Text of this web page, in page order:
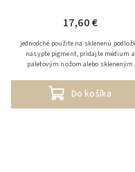
17,60 €
Do košíka
jednodché použite na sklenenú podložku
nasypte pigment, pridajte médium a
paletovým nožom alebo skleneným